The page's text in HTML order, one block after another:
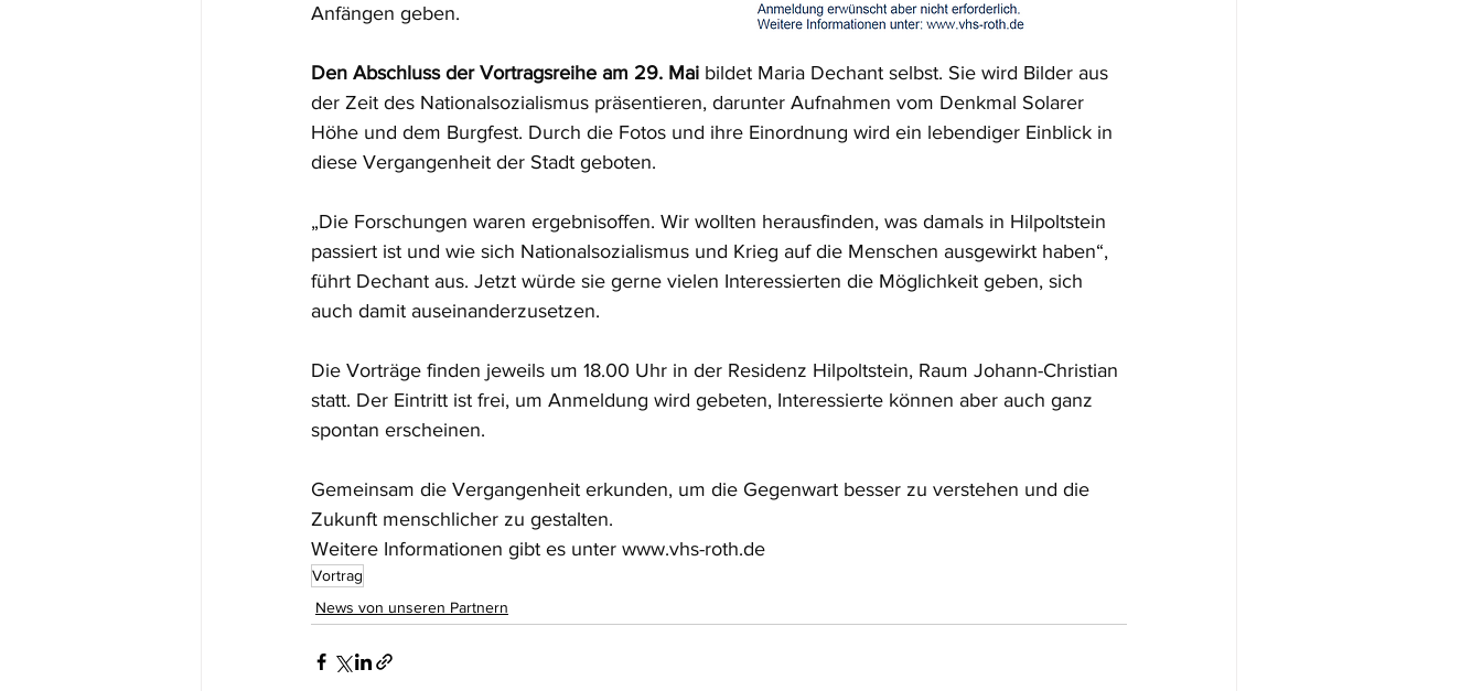
Anfängen geben.
Den Abschluss der Vortragsreihe am 29. Mai bildet Maria Dechant selbst. Sie wird Bilder aus
der Zeit des Nationalsozialismus präsentieren, darunter Aufnahmen vom Denkmal Solarer
Höhe und dem Burgfest. Durch die Fotos und ihre Einordnung wird ein lebendiger Einblick in
diese Vergangenheit der Stadt geboten.
„Die Forschungen waren ergebnisoffen. Wir wollten herausfinden, was damals in Hilpoltstein
passiert ist und wie sich Nationalsozialismus und Krieg auf die Menschen ausgewirkt haben“,
führt Dechant aus. Jetzt würde sie gerne vielen Interessierten die Möglichkeit geben, sich
auch damit auseinanderzusetzen.
Die Vorträge finden jeweils um 18.00 Uhr in der Residenz Hilpoltstein, Raum Johann-Christian
statt. Der Eintritt ist frei, um Anmeldung wird gebeten, Interessierte können aber auch ganz
spontan erscheinen.
Gemeinsam die Vergangenheit erkunden, um die Gegenwart besser zu verstehen und die
Zukunft menschlicher zu gestalten.
Weitere Informationen gibt es unter www.vhs-roth.de
Vortrag
News von unseren Partnern